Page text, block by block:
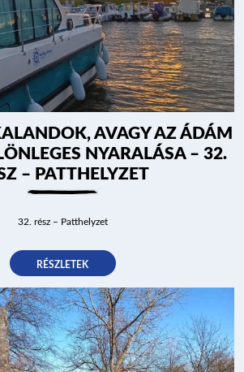
AVAGY AZ ÁDÁM
NYARALÁSA – 32.
– PATTHELYZET
32. rész – Patthelyzet
RÉSZLETEK